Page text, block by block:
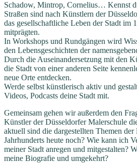
Schadow, Mintrop, Cornelius… Kennst
Straßen sind nach Künstlern der
das gesellschaftliche Leben der Stadt im
mitprägten.
In Workshops und Rundgängen wird
den Lebensgeschichten der
Durch die Auseinandersetzung mit den
die Stadt von einer anderen Seite
neue Orte entdecken.
Werde selbst künstlerisch aktiv und
Videos, Podcasts deine Stadt mit.
Gemeinsam gehen wir außerdem den
Künstler der Düsseldorfer Malerschule
aktuell sind die dargestellten Themen der
Jahrhunderts heute noch? Wie kann ich
meiner Stadt anregen und mitgestalten?
meine Biografie und umgekehrt?